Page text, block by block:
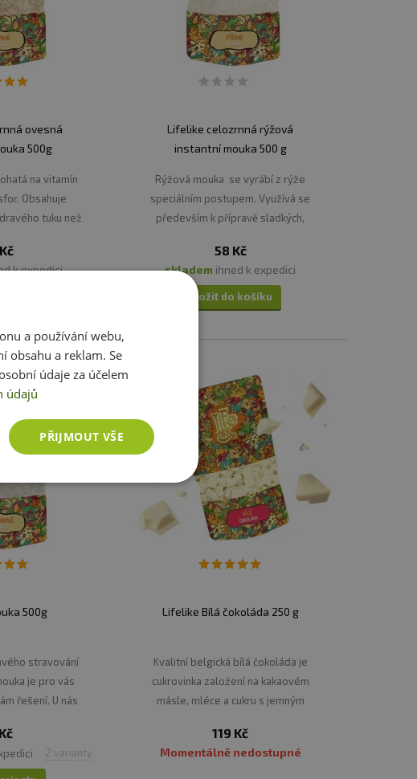
ovesná
500g
na vitamín
Obsahuje
tuku než
k expedici
Lifelike celozrnná rýžová
instantní mouka 500 g
Rýžová mouka se vyrábí z rýže
speciálním postupem. Využívá se
především k přípravě sladkých,
58 Kč
skladem ihned k expedici
Vložit do košíku
500g
stravování
je pro vás
řešení. U nás
2 varianty
Lifelike Bílá čokoláda 250 g
Kvalitní belgická bílá čokoláda je
cukrovinka založení na kakaovém
másle, mléce a cukru s jemným
119 Kč
Momentálně nedostupné
a používání webu,
obsahu a reklam. Se
údaje za účelem
údajů
PŘIJMOUT VŠE